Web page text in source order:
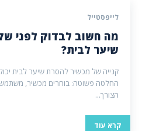
לייפסטייל
מה חשוב לבדוק לפני
שיער לבית?
קנייה של מכשיר להסרת שיער לבית
החלטה פשוטה: בוחרים מכשיר,
הצורך...
קרא עוד